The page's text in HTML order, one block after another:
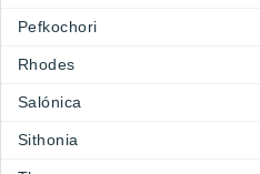
Pefkochori
Rhodes
Salónica
Sithonia